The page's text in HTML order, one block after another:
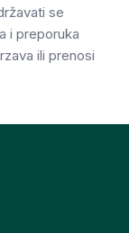
se
i preporuka
ili prenosi